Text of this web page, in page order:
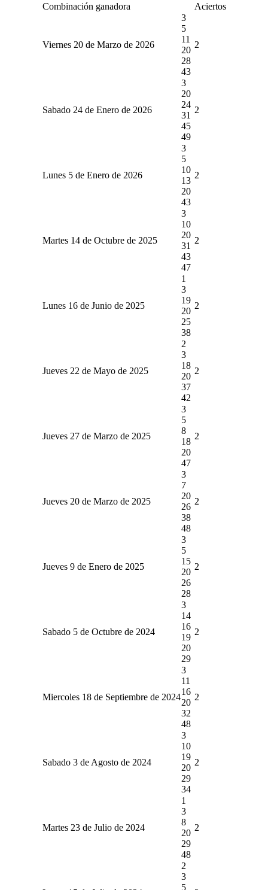
Combinación ganadora Aciertos
Viernes 20 de Marzo de 2026
3
5
11
20
28
43
2
Sabado 24 de Enero de 2026
3
20
24
31
45
49
2
Lunes 5 de Enero de 2026
3
5
10
13
20
43
2
Martes 14 de Octubre de 2025
3
10
20
31
43
47
2
Lunes 16 de Junio de 2025
1
3
19
20
25
38
2
Jueves 22 de Mayo de 2025
2
3
18
20
37
42
2
Jueves 27 de Marzo de 2025
3
5
8
18
20
47
2
Jueves 20 de Marzo de 2025
3
7
20
26
38
48
2
Jueves 9 de Enero de 2025
3
5
15
20
26
28
2
Sabado 5 de Octubre de 2024
3
14
16
19
20
29
2
Miercoles 18 de Septiembre de 2024
3
11
16
20
32
48
2
Sabado 3 de Agosto de 2024
3
10
19
20
29
34
2
Martes 23 de Julio de 2024
1
3
8
20
29
48
2
2
3
5